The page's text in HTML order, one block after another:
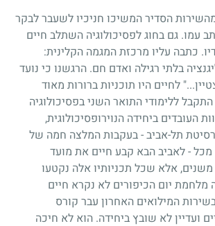
הסדיר המשיכו חניכיו לשעבר לבקר
עמו. גם בחוג לפסיכולוגיה השתלב חיים
כתבה עליו מרכזת המגמה הקלינית:
בלתי רגילה ואדם חם. הרגשנו כי נועד
..." לחיים היו תוכניות ברורות מאוד
ללימודי התואר השני בפסיכולוגיה
העובדים ביחידה הנוירופסיכולוגית,
תל-אביב-בעקבות המלצה חמה של
מכל-לאביב הבא קבע חיים את מועד
משנים, אלא שכל תכניותיו אלה נקטעו
יום הכיפורים לא נקרא חיים
המילואים האחרון עבר קורס
ועדיין לא שובץ ביחידה. הוא לא חיכה